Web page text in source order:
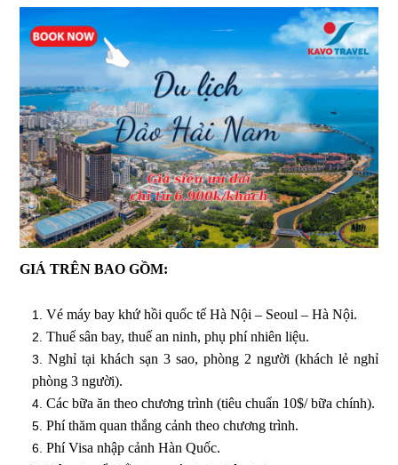
GIÁ TRÊN BAO GỒM:
Vé máy bay khứ hồi quốc tế Hà Nội – Seoul – Hà Nội.
Thuế sân bay, thuế an ninh, phụ phí nhiên liệu.
Nghỉ tại khách sạn 3 sao, phòng 2 người (khách lẻ nghỉ
phòng 3 người).
Các bữa ăn theo chương trình (tiêu chuẩn 10$/ bữa chính).
Phí thăm quan thắng cảnh theo chương trình.
Phí Visa nhập cảnh Hàn Quốc.